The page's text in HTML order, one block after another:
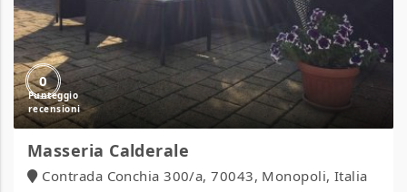
0
Masseria Calderale
Contrada Conchia 300/a, 70043, Monopoli, Italia